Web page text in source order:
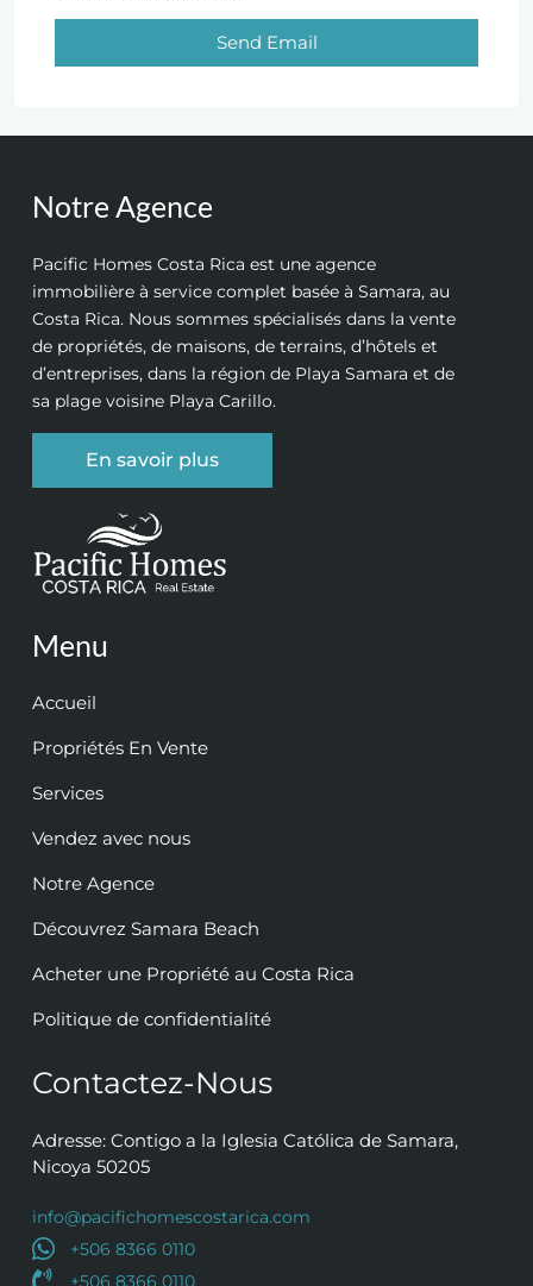
Send Email
Notre Agence
Pacific Homes Costa Rica est une agence
immobilière à service complet basée à Samara, au
Costa Rica. Nous sommes spécialisés dans la vente
de propriétés, de maisons, de terrains, d’hôtels et
d’entreprises, dans la région de Playa Samara et de
sa plage voisine Playa Carillo.
En savoir plus
Menu
Accueil
Propriétés En Vente
Services
Vendez avec nous
Notre Agence
Découvrez Samara Beach
Acheter une Propriété au Costa Rica
Politique de confidentialité
Contactez-Nous
Adresse: Contigo a la Iglesia Católica de Samara,
Nicoya 50205
info@pacifichomescostarica.com
+506 8366 0110
+506 8366 0110